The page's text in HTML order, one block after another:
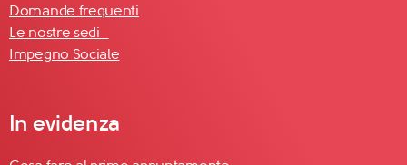
Domande frequenti
Le nostre sedi
Impegno Sociale
In evidenza